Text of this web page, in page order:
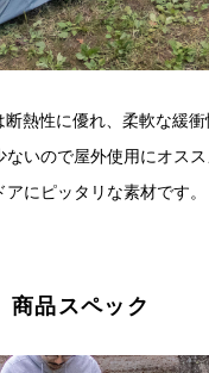
熱性に優れ、柔軟な緩衝
いので屋外使用にオス
にピッタリな素材です。
商品スペック